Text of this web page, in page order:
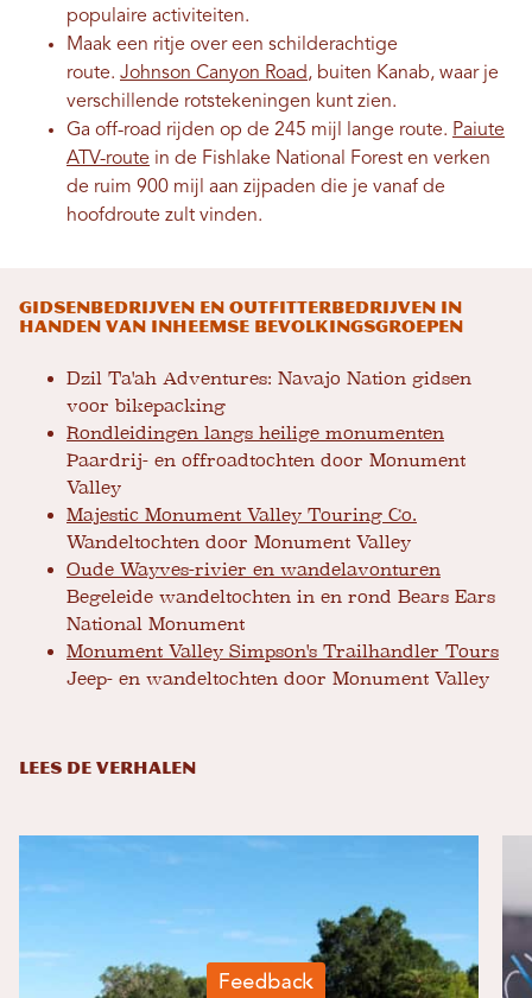
populaire activiteiten.
Maak een ritje over een schilderachtige
route. Johnson Canyon Road, buiten Kanab, waar je
verschillende rotstekeningen kunt zien.
Ga off-road rijden op de 245 mijl lange route. Paiute
ATV-route in de Fishlake National Forest en verken
de ruim 900 mijl aan zijpaden die je vanaf de
hoofdroute zult vinden.
Gidsenbedrijven en outfitterbedrijven in
handen van inheemse bevolkingsgroepen
Dzil Ta'ah Adventures: Navajo Nation gidsen
voor bikepacking
Rondleidingen langs heilige monumenten
Paardrij- en offroadtochten door Monument
Valley
Majestic Monument Valley Touring Co.
Wandeltochten door Monument Valley
Oude Wayves-rivier en wandelavonturen
Begeleide wandeltochten in en rond Bears Ears
National Monument
Monument Valley Simpson's Trailhandler Tours
Jeep- en wandeltochten door Monument Valley
LEES DE VERHALEN